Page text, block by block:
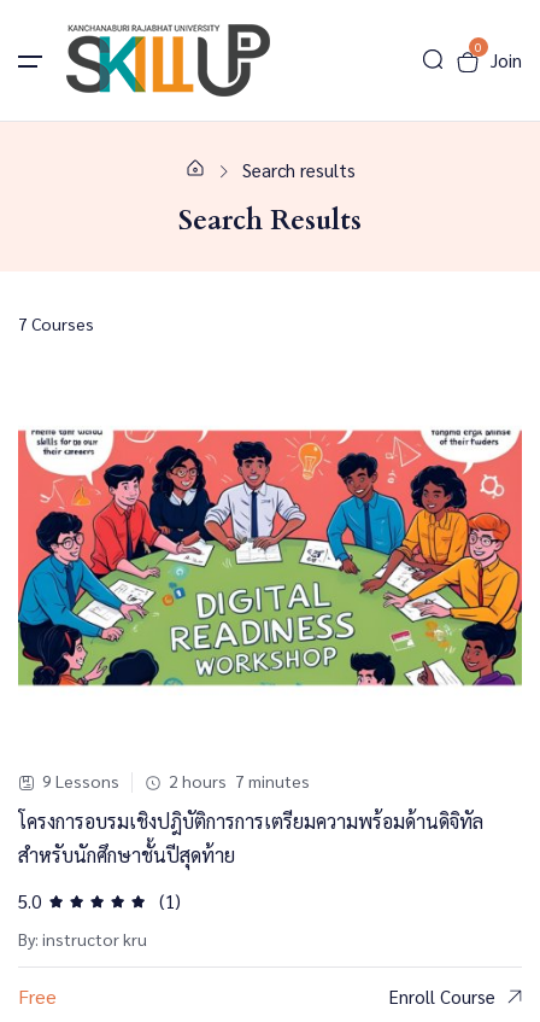
0
Join
Search results
Search Results
7 Courses
9 Lessons 2 hours 7 minutes
โครงการอบรมเชิงปฎิบัติการการเตรียมความพร้อมด้านดิจิทัล
สำหรับนักศึกษาชั้นปีสุดท้าย
5.0 (1)
By: instructor kru
Free Enroll Course